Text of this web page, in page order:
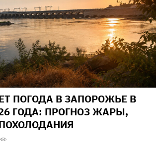
ПОГОДА В ЗАПОРОЖЬЕ В
ГОДА: ПРОГНОЗ ЖАРЫ,